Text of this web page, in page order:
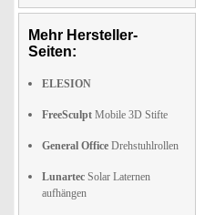
Mehr Hersteller-
Seiten:
ELESION
FreeSculpt Mobile 3D Stifte
General Office Drehstuhlrollen
Lunartec Solar Laternen
aufhängen